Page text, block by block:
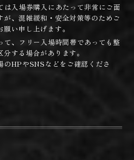
入場券購入にあたって非常にご面
が、混雑緩和・安全対策等のためご
い申し上げます。
、フリー入場時間帯であっても整
する場合があります。
のHPやSNSなどをご確認くださ